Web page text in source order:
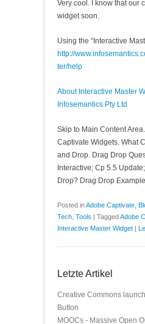
Very cool. I know that our
widget soon.
Using the “Interactive
http://
ter/help
About Interactive Master
Infosemantics Pty Ltd
Skip to Main Content
Captivate Widgets. What
and Drop. Drag Drop
Interactive; Cp 5.5
Drop? Drag Drop
Posted inAdobe Captivate
Tech Tools | TaggedAdobe
Interactive Master Widget |
Letzte Artikel
Creative Commons
Button
MOOCs - Massive Open